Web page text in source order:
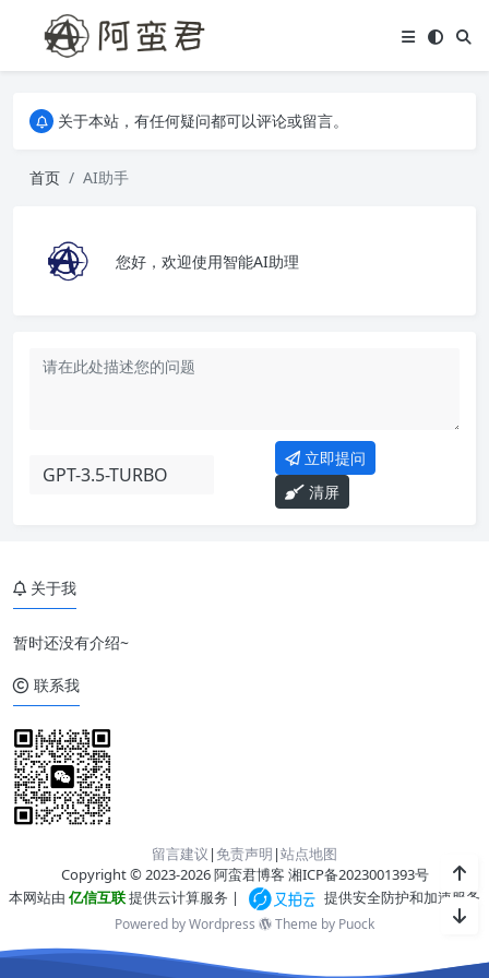
关于本站，有任何疑问都可以评论或留言。
关于本站，有任何疑问都可以评论或留言。
首页
AI助手
您好，欢迎使用智能AI助理
立即提问
清屏
关于我
暂时还没有介绍~
联系我
留言建议 |免责声明 |站点地图
Copyright © 2023-2026 阿蛮君博客 湘ICP备2023001393号
本网站由 亿信互联提供云计算服务 | 提供安全防护和加速服务
Powered by Wordpress Theme by Puock